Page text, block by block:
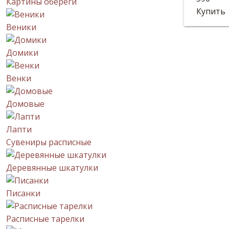
Веники
Домики
Венки
Домовые
Лапти
Сувениры расписные
Деревянные шкатулки
Писанки
Расписные тарелки
Купить